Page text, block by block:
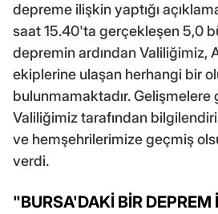
depreme ilişkin yaptığı
saat 15.40'ta gerçekleşen 5,0
depremin ardından Valiliğimiz,
ekiplerine ulaşan herhangi bir
bulunmamaktadır. Gelişmelere
Valiliğimiz tarafından
ve hemşehrilerimize geçmiş
verdi.
"BURSA'DAKİ BİR DEPREM